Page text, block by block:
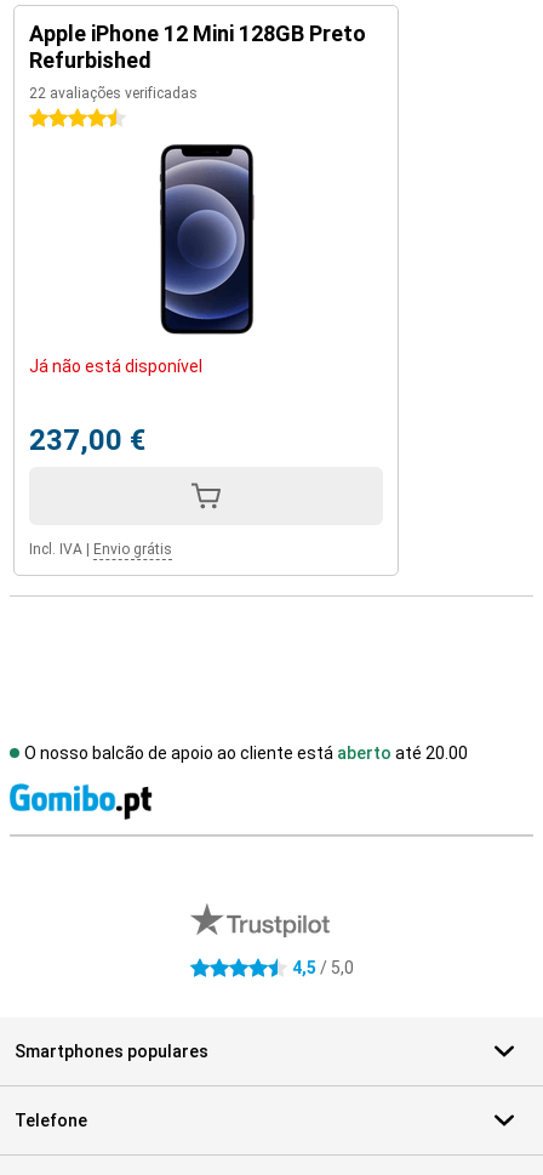
Apple iPhone 12 Mini 128GB Preto
Refurbished
22 avaliações verificadas
4.5 estrelas
Já não está disponível
237,00 €
Incl. IVA Envio grátis
O nosso balcão de apoio ao cliente está aberto até 20.00
4.5 estrelas 4,5 / 5,0
Smartphones populares
Telefone